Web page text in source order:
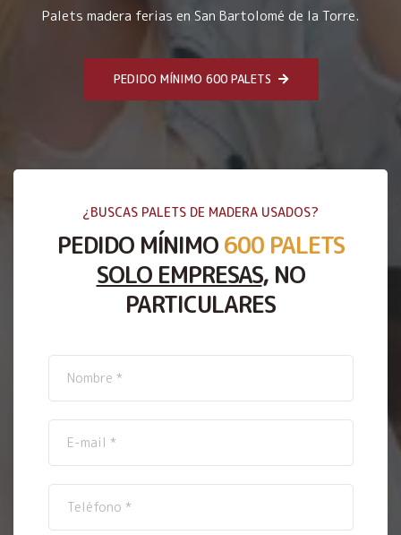
Palets madera ferias en San Bartolomé de la Torre.
PEDIDO MÍNIMO 600 PALETS
¿BUSCAS PALETS DE MADERA USADOS?
PEDIDO MÍNIMO 600 PALETS
SOLO EMPRESAS, NO
PARTICULARES